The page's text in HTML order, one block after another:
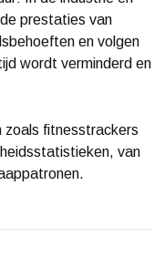
prestaties van
en volgen
wordt verminderd en
zoals fitnesstrackers
van